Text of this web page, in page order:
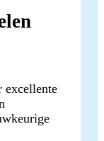
excellente